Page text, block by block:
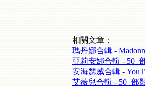
相關文章：
瑪丹娜合輯 -
亞莉安娜合輯 - 50+
安海瑟威合輯 -
艾薇兒合輯 - 50+部